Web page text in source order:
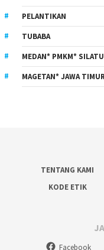
PELANTIKAN
TUBABA
MEDAN* PMKM*
MAGETAN* JAWA
TENTANG KAMI
KODE ETIK
Facebook